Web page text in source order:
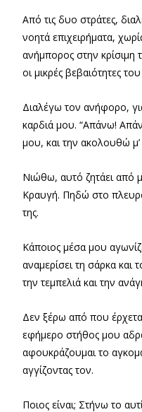
Από τις δυο στράτες,
νοητά επιχειρήματα,
ανήμπορος στην κρίσιμη
οι μικρές βεβαιότητες
Διαλέγω τον ανήφορο,
καρδιά μου. “Απάνω!
μου, και την ακολουθώ
Νιώθω, αυτό ζητάει από
Κραυγή. Πηδώ στο
της.
Κάποιος μέσα μου
αναμερίσει τη σάρκα και
την τεμπελιά και την
Δεν ξέρω από που
εφήμερο στήθος μου
αφουκράζουμαι το
αγγίζοντας τον.
Ποιος είναι; Στήνω το